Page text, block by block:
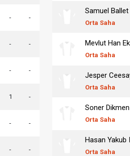
- -
- -
- -
1 -
- -
- -
Samuel Ballet
Orta Saha
Mevlut Han
Orta Saha
Jesper
Orta Saha
Soner Dikmen
Orta Saha
Hasan Yakub
Orta Saha